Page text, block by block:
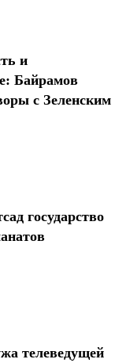
и
Байрамов
с Зеленским
государство
телеведущей